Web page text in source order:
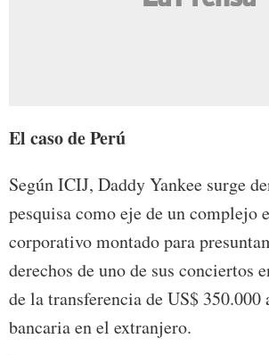
El caso de Perú
Según ICIJ, Daddy Yankee surge
pesquisa como eje de un complejo
corporativo montado para
derechos de uno de sus conciertos
de la transferencia de US$ 350.000
bancaria en el extranjero.